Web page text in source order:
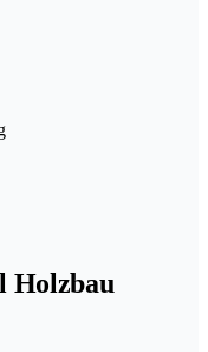
Holzbau